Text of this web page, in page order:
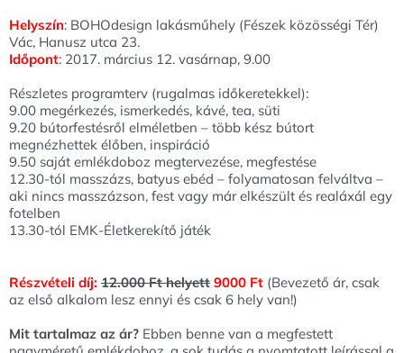
Helyszín: BOHOdesign lakásműhely (Fészek közösségi Tér)
Vác, Hanusz utca 23.
Időpont: 2017. március 12. vasárnap, 9.00
Részletes programterv (rugalmas időkeretekkel):
9.00 megérkezés, ismerkedés, kávé, tea, süti
9.20 bútorfestésről elméletben – több kész bútort
megnézhettek élőben, inspiráció
9.50 saját emlékdoboz megtervezése, megfestése
12.30-tól masszázs, batyus ebéd – folyamatosan felváltva –
aki nincs masszázson, fest vagy már elkészült és realáxál egy
fotelben
13.30-tól EMK-Életkerekítő játék
Részvételi díj: 12.000 Ft helyett 9000 Ft (Bevezető ár, csak
az első alkalom lesz ennyi és csak 6 hely van!)
Mit tartalmaz az ár? Ebben benne van a megfestett